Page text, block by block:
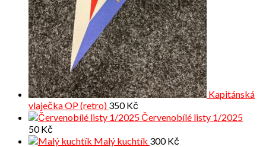
Kapitánská
vlaječka OP (retro) 350Kč
Červenobílé listy 1/2025
50Kč
Malý kuchtík 300Kč